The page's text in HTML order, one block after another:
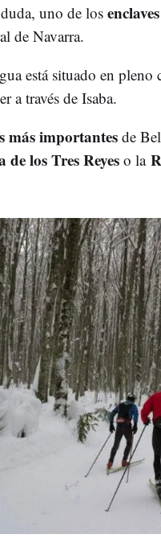
uno de los
de Navarra.
está situado en pleno
a través de Isaba.
más importantesde
de los Tres Reyeso la